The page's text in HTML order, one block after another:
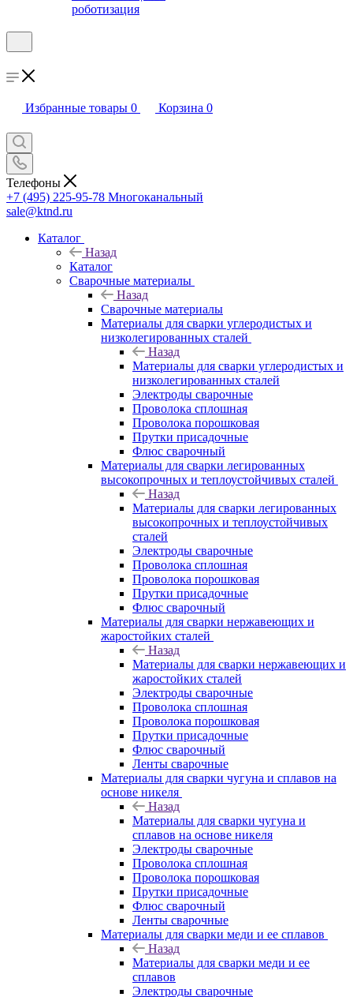
роботизация
Избранные товары 0 Корзина 0
Телефоны
+7 (495) 225-95-78 Многоканальный
sale@ktnd.ru
Каталог
Назад
Каталог
Сварочные материалы
Назад
Сварочные материалы
Материалы для сварки углеродистых и
низколегированных сталей
Назад
Материалы для сварки углеродистых и
низколегированных сталей
Электроды сварочные
Проволока сплошная
Проволока порошковая
Прутки присадочные
Флюс сварочный
Материалы для сварки легированных
высокопрочных и теплоустойчивых сталей
Назад
Материалы для сварки легированных
высокопрочных и теплоустойчивых
сталей
Электроды сварочные
Проволока сплошная
Проволока порошковая
Прутки присадочные
Флюс сварочный
Материалы для сварки нержавеющих и
жаростойких сталей
Назад
Материалы для сварки нержавеющих и
жаростойких сталей
Электроды сварочные
Проволока сплошная
Проволока порошковая
Прутки присадочные
Флюс сварочный
Ленты сварочные
Материалы для сварки чугуна и сплавов на
основе никеля
Назад
Материалы для сварки чугуна и
сплавов на основе никеля
Электроды сварочные
Проволока сплошная
Проволока порошковая
Прутки присадочные
Флюс сварочный
Ленты сварочные
Материалы для сварки меди и ее сплавов
Назад
Материалы для сварки меди и ее
сплавов
Электроды сварочные